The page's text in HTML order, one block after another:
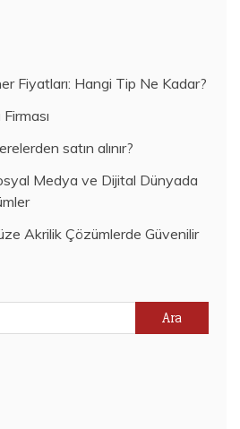
Fiyatları: Hangi Tip Ne Kadar?
satın alınır?
Medya ve Dijital Dünyada
Akrilik Çözümlerde Güvenilir